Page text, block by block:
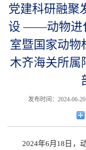
党建科研融聚
设 ——动物进
室暨国家动物
木齐海关所属
发布时间：2024-06-
2024年6月18日，